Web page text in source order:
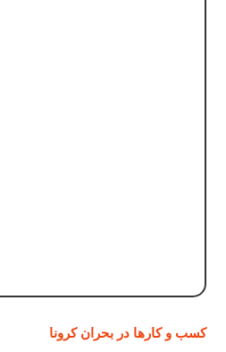
کسب و کارها در بحران کرونا